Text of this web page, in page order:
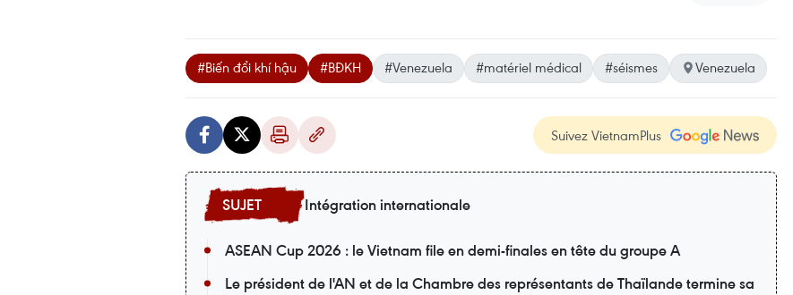
#Biến đổi khí hậu #BĐKH #Venezuela #matériel médical #séismes Venezuela
Suivez VietnamPlus
Intégration internationale
ASEAN Cup 2026 : le Vietnam file en demi-finales en tête du groupe A
Le président de l'AN et de la Chambre des représentants de Thaïlande termine sa